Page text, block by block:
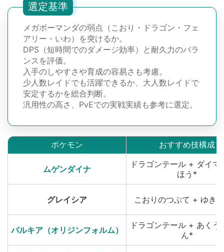
選定基準
メガボーマンダの弱点（こおり・ドラゴン・フェ
アリー・いわ）を突けるか。
DPS（短時間でのダメージ効率）と耐久力のバラ
ンスを評価。
入手のしやすさや育成の容易さも考慮。
少人数レイドでも活躍できるか、大人数レイドで
安定するかを総合判断。
汎用性の高さ、PvEでの実戦実績も参考に選定。
ポケモン おすすめ技構成
ムゲンダイナ
ドラゴンテール + ダイマ
ほう*
グレイシア こおりのつぶて + ゆき
パルキア（オリジンフォルム）
ドラゴンテール + あくう
ん*